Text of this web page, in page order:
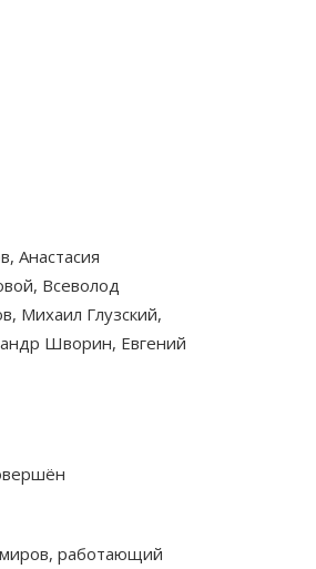
Анастасия
Всеволод
Михаил Глузский,
Шворин, Евгений
работающий